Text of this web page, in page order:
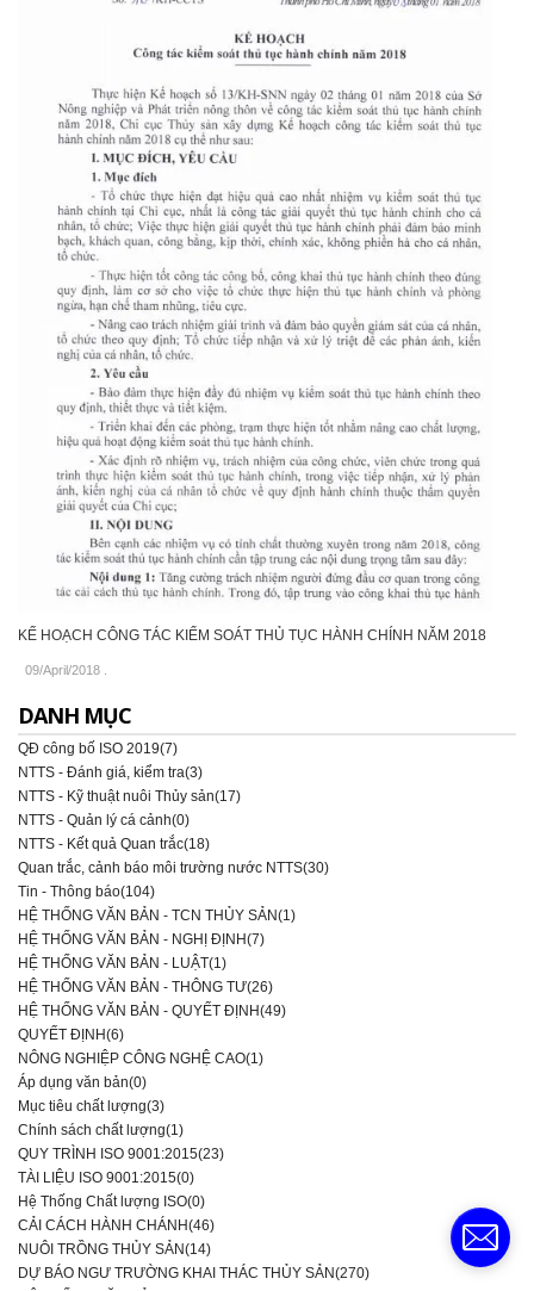
KẾ HOẠCH CÔNG TÁC KIỂM SOÁT THỦ TỤC HÀNH CHÍNH NĂM 2018
09/April/2018
DANH MỤC
QĐ công bố ISO 2019(7)
NTTS - Đánh giá, kiểm tra(3)
NTTS - Kỹ thuật nuôi Thủy sản(17)
NTTS - Quản lý cá cảnh(0)
NTTS - Kết quả Quan trắc(18)
Quan trắc, cảnh báo môi trường nước NTTS(30)
Tin - Thông báo(104)
HỆ THỐNG VĂN BẢN - TCN THỦY SẢN(1)
HỆ THỐNG VĂN BẢN - NGHỊ ĐỊNH(7)
HỆ THỐNG VĂN BẢN - LUẬT(1)
HỆ THỐNG VĂN BẢN - THÔNG TƯ(26)
HỆ THỐNG VĂN BẢN - QUYẾT ĐỊNH(49)
QUYẾT ĐỊNH(6)
NÔNG NGHIỆP CÔNG NGHỆ CAO(1)
Áp dụng văn bản(0)
Mục tiêu chất lượng(3)
Chính sách chất lượng(1)
QUY TRÌNH ISO 9001:2015(23)
TÀI LIỆU ISO 9001:2015(0)
Hệ Thống Chất lượng ISO(0)
CẢI CÁCH HÀNH CHÁNH(46)
NUÔI TRỒNG THỦY SẢN(14)
DỰ BÁO NGƯ TRƯỜNG KHAI THÁC THỦY SẢN(270)